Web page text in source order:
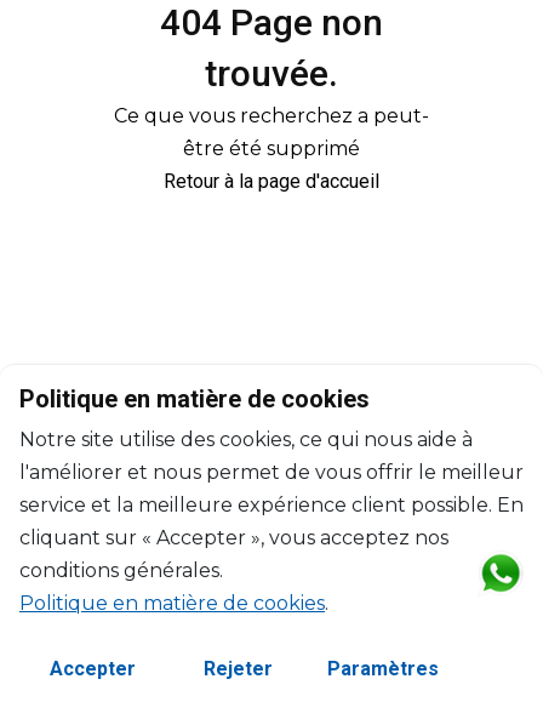
404 Page non
trouvée.
Ce que vous recherchez a peut-
être été supprimé
Retour à la page d'accueil
Politique en matière de cookies
Notre site utilise des cookies, ce qui nous aide à
l'améliorer et nous permet de vous offrir le meilleur
service et la meilleure expérience client possible. En
cliquant sur « Accepter », vous acceptez nos
conditions générales.
Politique en matière de cookies.
Accepter Rejeter Paramètres